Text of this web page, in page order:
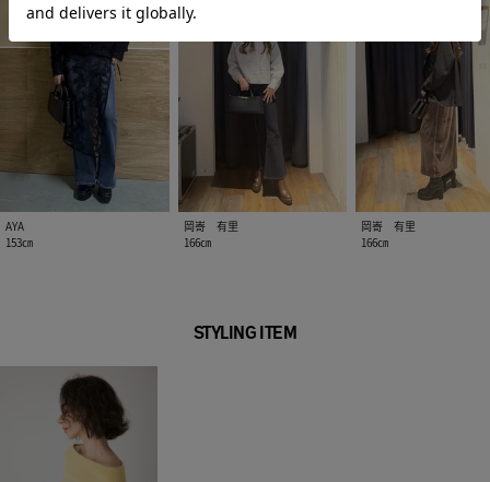
AYA
153㎝
岡㟢 有里
166㎝
岡㟢 有里
166㎝
STYLING ITEM